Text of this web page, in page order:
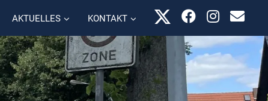
AKTUELLES KONTAKT